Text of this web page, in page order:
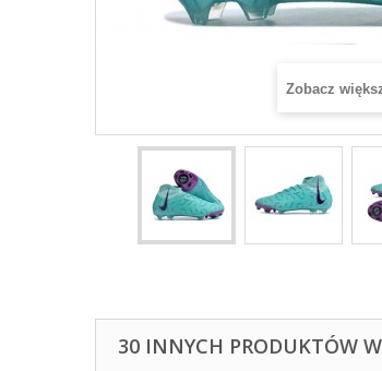
Zobacz
30 INNYCH PRODUKTÓW